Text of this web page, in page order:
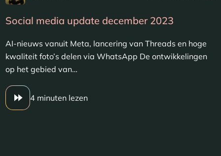
Social media update december 2023
AI-nieuws vanuit Meta, lancering van Threads en hoge
kwaliteit foto’s delen via WhatsApp De ontwikkelingen
op het gebied van…
4 minuten lezen